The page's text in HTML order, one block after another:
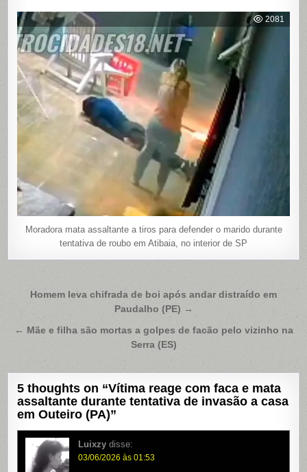
2081
Moradora mata assaltante a tiros para defender o marido durante
tentativa de roubo em Atibaia, no interior de SP
Navegação
Post
Homem leva chifrada de boi após andar distraído em
Paudalho (PE) →
← Mãe e filha são mortas a golpes de facão pelo vizinho na
Serra (ES)
5 thoughts on “Vítima reage com faca e mata
assaltante durante tentativa de invasão a casa
em Outeiro (PA)”
Luixzy disse:
03/06/2026 às 01:53